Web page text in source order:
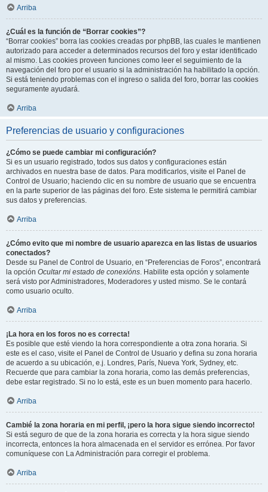
Arriba
¿Cuál es la función de “Borrar cookies”?
“Borrar cookies” borra las cookies creadas por phpBB, las cuales le mantienen
autorizado para acceder a determinados recursos del foro y estar identificado
al mismo. Las cookies proveen funciones como leer el seguimiento de la
navegación del foro por el usuario si la administración ha habilitado la opción.
Si está teniendo problemas con el ingreso o salida del foro, borrar las cookies
seguramente ayudará.
Arriba
Preferencias de usuario y configuraciones
¿Cómo se puede cambiar mi configuración?
Si es un usuario registrado, todos sus datos y configuraciones están
archivados en nuestra base de datos. Para modificarlos, visite el Panel de
Control de Usuario; haciendo clic en su nombre de usuario que se encuentra
en la parte superior de las páginas del foro. Este sistema le permitirá cambiar
sus datos y preferencias.
Arriba
¿Cómo evito que mi nombre de usuario aparezca en las listas de usuarios
conectados?
Desde su Panel de Control de Usuario, en “Preferencias de Foros”, encontrará
la opción Ocultar mi estado de conexións. Habilite esta opción y solamente
será visto por Administradores, Moderadores y usted mismo. Se le contará
como usuario oculto.
Arriba
¡La hora en los foros no es correcta!
Es posible que esté viendo la hora correspondiente a otra zona horaria. Si
este es el caso, visite el Panel de Control de Usuario y defina su zona horaria
de acuerdo a su ubicación, e.j. Londres, París, Nueva York, Sydney, etc.
Recuerde que para cambiar la zona horaria, como las demás preferencias,
debe estar registrado. Si no lo está, este es un buen momento para hacerlo.
Arriba
Cambié la zona horaria en mi perfil, ¡pero la hora sigue siendo incorrecto!
Si está seguro de que de la zona horaria es correcta y la hora sigue siendo
incorrecta, entonces la hora almacenada en el servidor es errónea. Por favor
comuníquese con La Administración para corregir el problema.
Arriba